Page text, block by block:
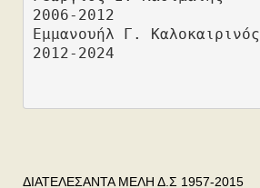
2006-2012
Εμμανουήλ Γ. Καλοκαιρινός
2012-2024
ΔΙΑΤΕΛΕΣΑΝΤΑ ΜΕΛΗ Δ.Σ 1957-2015